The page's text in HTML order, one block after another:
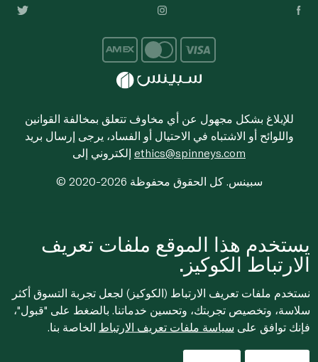
للإبلاغ بشكل مجهول عن أي مخاوف تتعلق بمخالفة القوانين
واللوائح أو الاشتباه في الاحتيال أو الفساد، يرجى إرسال بريد
ethics@spinneys.com
© 2020-2026 سبينس. كل الحقوق محفوظة
يستخدم هذا الموقع ملفات تعريف
الارتباط الكوكيز.
نستخدم ملفات تعريف الارتباط (الكوكيز) لجعل تجربة التسوق أكثر
سلاسة، وتخصيص تجربتك، وتحسين خدماتنا. بالضغط على "قبول"،
فإنك توافق على سياسة ملفات تعريف الارتباط الخاصة بنا.